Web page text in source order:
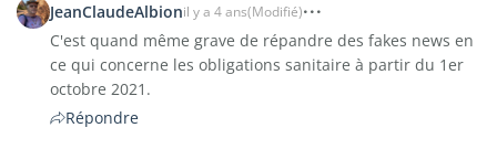
JeanClaudeAlbionil y a 4 ans(Modifié)
C'est quand même grave de répandre des fakes news en
ce qui concerne les obligations sanitaire à partir du 1er
octobre 2021.
Répondre